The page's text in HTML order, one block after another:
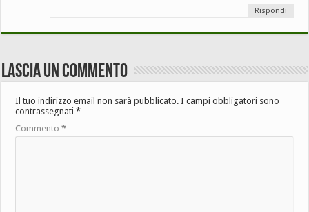
Rispondi
Lascia un commento
Il tuo indirizzo email non sarà pubblicato. I campi obbligatori sono
contrassegnati*
Commento*